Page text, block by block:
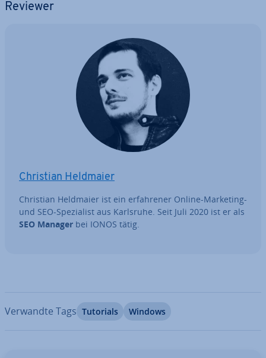
Reviewer
Christian Heldmaier
Christian Heldmaier ist ein er­fah­re­ner Online-Marketing-
und SEO-Spe­zia­list aus Karlsruhe. Seit Juli 2020 ist er als
SEO Manager bei IONOS tätig.
Verwandte Tags Tutorials Windows